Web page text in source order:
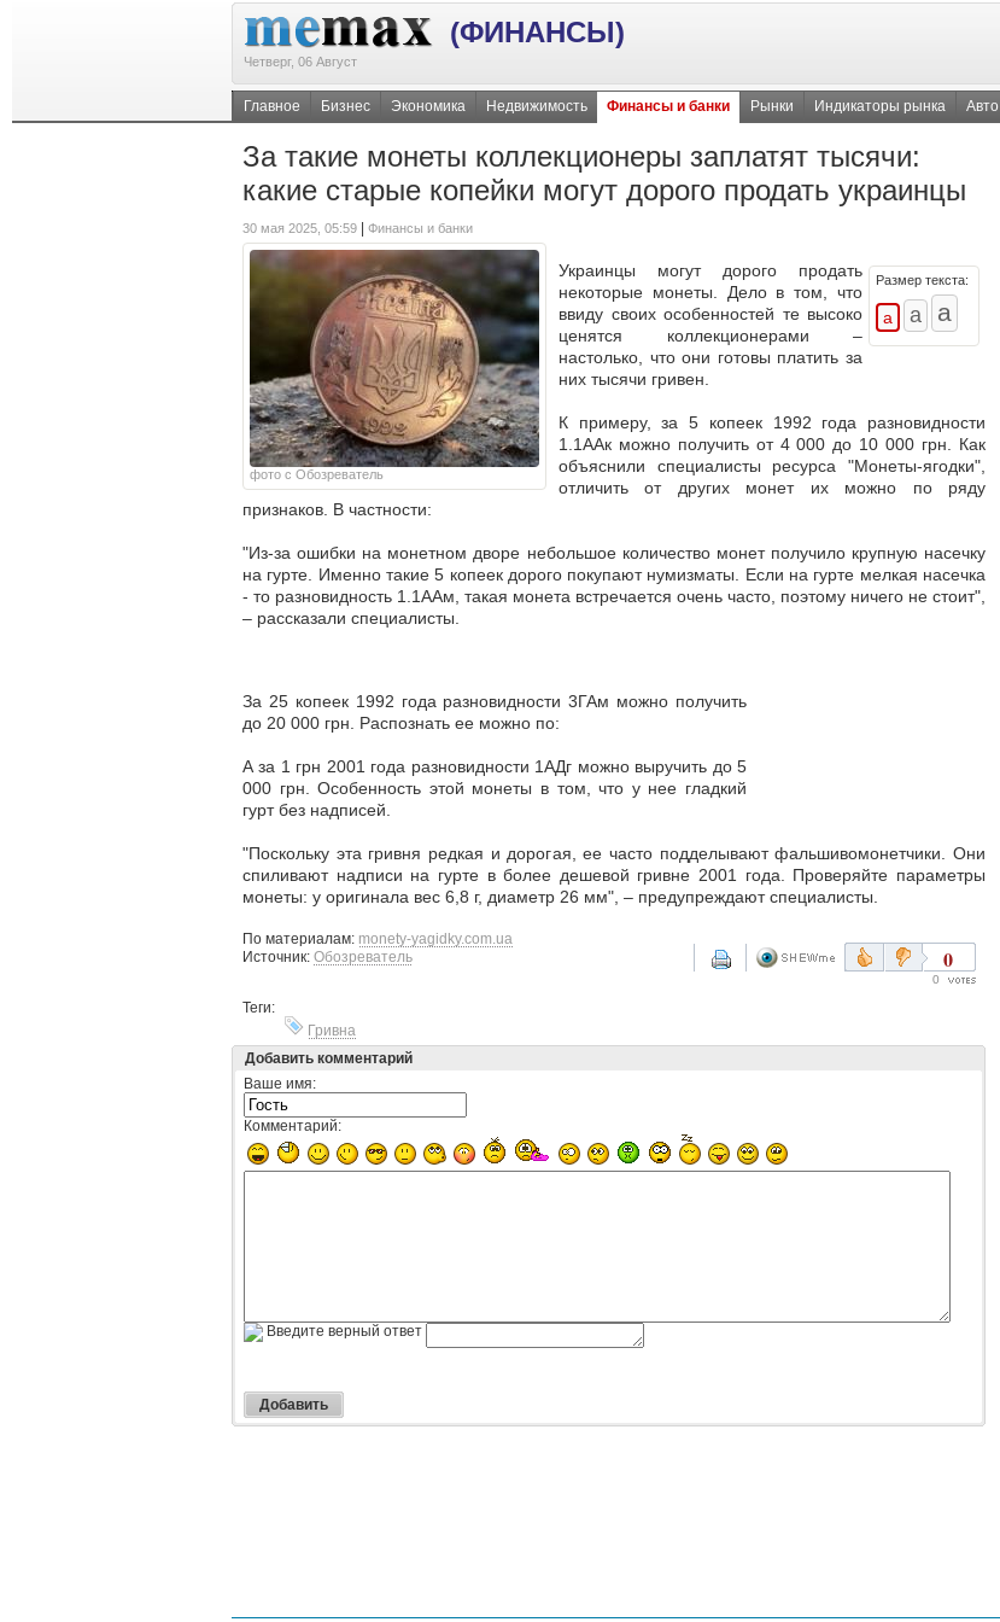
(ФИНАНСЫ)
Четверг, 06 Август
Главное Бизнес Экономика Недвижимость Финансы и банки Рынки Индикаторы рынка Авто
За такие монеты коллекционеры заплатят тысячи:
какие старые копейки могут дорого продать украинцы
30 мая 2025, 05:59 Финансы и банки
фото с Обозреватель
Размер текста:
Украинцы могут дорого продать
некоторые монеты. Дело в том, что
ввиду своих особенностей те высоко
ценятся коллекционерами –
настолько, что они готовы платить за
них тысячи гривен.
К примеру, за 5 копеек 1992 года разновидности
1.1ААк можно получить от 4 000 до 10 000 грн. Как
объяснили специалисты ресурса "Монеты-ягодки",
отличить от других монет их можно по ряду
признаков. В частности:
"Из-за ошибки на монетном дворе небольшое количество монет получило крупную насечку
на гурте. Именно такие 5 копеек дорого покупают нумизматы. Если на гурте мелкая насечка
- то разновидность 1.1ААм, такая монета встречается очень часто, поэтому ничего не стоит",
– рассказали специалисты.
За 25 копеек 1992 года разновидности 3ГАм можно получить
до 20 000 грн. Распознать ее можно по:
А за 1 грн 2001 года разновидности 1АДг можно выручить до 5
000 грн. Особенность этой монеты в том, что у нее гладкий
гурт без надписей.
"Поскольку эта гривня редкая и дорогая, ее часто подделывают фальшивомонетчики. Они
спиливают надписи на гурте в более дешевой гривне 2001 года. Проверяйте параметры
монеты: у оригинала вес 6,8 г, диаметр 26 мм", – предупреждают специалисты.
По материалам: monety-yagidky.com.ua
Источник: Обозреватель 0
0
Теги:
Гривна
Добавить комментарий
Ваше имя:
Комментарий:
Введите верный ответ